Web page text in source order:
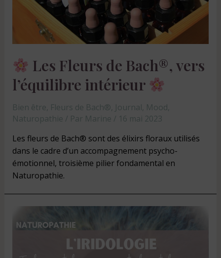
Les Fleurs de Bach®, vers
l’équilibre intérieur
Bien être Fleurs de Bach® Journal Mood
Naturopathie / Par Marine / 16 mai 2023
Les fleurs de Bach® sont des élixirs floraux utilisés
dans le cadre d’un accompagnement psycho-
émotionnel, troisième pilier fondamental en
Naturopathie.